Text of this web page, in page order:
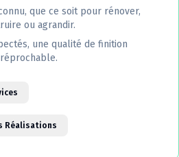
que ce soit pour rénover,
ou agrandir.
une qualité de finition
Réalisations